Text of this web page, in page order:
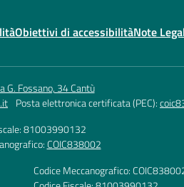
Obiettivi di accessibilitàNote
G. Fossano, 34 Cantù
Posta elettronica certificata (PEC):
81003990132
COIC838002
Codice Meccanografico: